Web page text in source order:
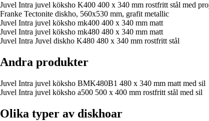
Juvel Intra juvel köksho K400 400 x 340 mm rostfritt stål med
Franke Tectonite diskho, 560x530 mm, grafit metallic
Juvel Intra juvel köksho mk400 400 x 340 mm matt
Juvel Intra juvel köksho mk480 480 x 340 mm matt
Juvel Intra Juvel diskho K480 480 x 340 mm rostfritt stål
Andra produkter
Juvel Intra juvel köksho BMK480B1 480 x 340 mm matt med sil
Juvel Intra juvel köksho a500 500 x 400 mm rostfritt stål med sil
Olika typer av diskhoar